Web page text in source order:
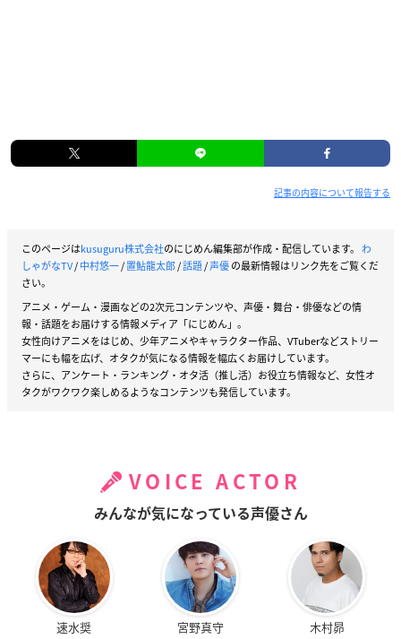
記事の内容について報告する
このページはkusuguru株式会社のにじめん編集部が作成・配信しています。 わ
しゃがなTV/中村悠一/置鮎龍太郎/話題/声優の最新情報はリンク先をご覧くだ
さい。
アニメ・ゲーム・漫画などの2次元コンテンツや、声優・舞台・俳優などの情
報・話題をお届けする情報メディア「にじめん」。
女性向けアニメをはじめ、少年アニメやキャラクター作品、VTuberなどストリー
マーにも幅を広げ、オタクが気になる情報を幅広くお届けしています。
さらに、アンケート・ランキング・オタ活（推し活）お役立ち情報など、女性オ
タクがワクワク楽しめるようなコンテンツも発信しています。
VOICE ACTOR
みんなが気になっている声優さん
速水奨 宮野真守 木村昴